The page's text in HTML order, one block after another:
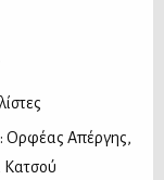
Ορφέας Απέργης,
Κατσού